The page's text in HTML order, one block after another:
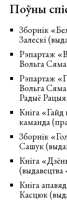
Поўны
Зборнік
Залескі
Рэпартаж
Вольга
Рэпартаж
Вольга
Радыё
Кніга
каманда
Зборнік
Сашук
Кніга
Кніга
Касцюк